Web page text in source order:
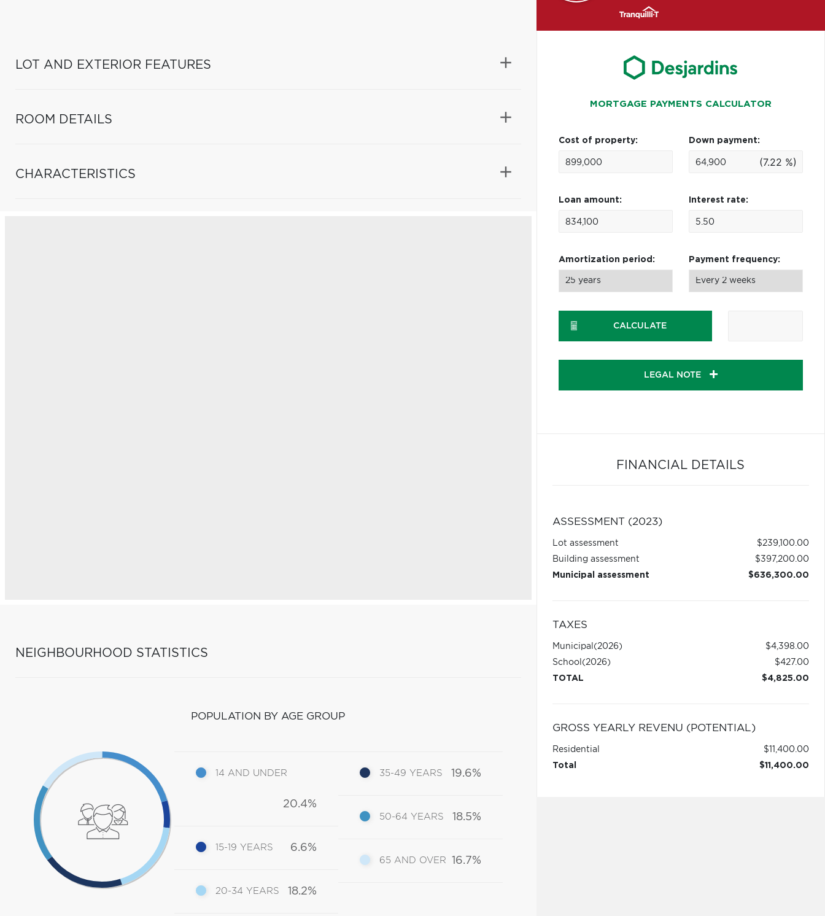
LOT AND EXTERIOR FEATURES
ROOM DETAILS
CHARACTERISTICS
NEIGHBOURHOOD STATISTICS
POPULATION BY AGE GROUP
14 AND UNDER
20.4%
15-19 YEARS 6.6%
20-34 YEARS 18.2%
35-49 YEARS 19.6%
50-64 YEARS 18.5%
65 AND OVER 16.7%
MORTGAGE PAYMENTS CALCULATOR
Cost of property: Down payment:
(7.22 %)
Loan amount: Interest rate:
Amortization period: Payment frequency:
CALCULATE
LEGAL NOTE
FINANCIAL DETAILS
ASSESSMENT (2023)
Lot assessment
$239,100.00
Building assessment
$397,200.00
Municipal assessment
$636,300.00
TAXES
Municipal (2026)
$4,398.00
School (2026)
$427.00
TOTAL
$4,825.00
GROSS YEARLY REVENU (POTENTIAL)
Residential
$11,400.00
Total
$11,400.00